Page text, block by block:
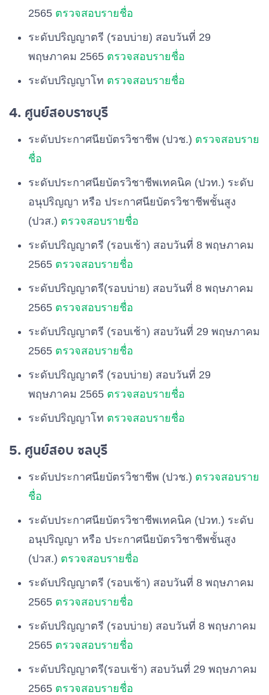
2565 ตรวจสอบรายชื่อ
ระดับปริญญาตรี (รอบบ่าย) สอบวันที่ 29
พฤษภาคม 2565 ตรวจสอบรายชื่อ
ระดับปริญญาโท ตรวจสอบรายชื่อ
4. ศูนย์สอบราชบุรี
ระดับประกาศนียบัตรวิชาชีพ (ปวช.) ตรวจสอบราย
ชื่อ
ระดับประกาศนียบัตรวิชาชีพเทคนิค (ปวท.) ระดับ
อนุปริญญา หรือ ประกาศนียบัตรวิชาชีพชั้นสูง
(ปวส.) ตรวจสอบรายชื่อ
ระดับปริญญาตรี (รอบเช้า) สอบวันที่ 8 พฤษภาคม
2565 ตรวจสอบรายชื่อ
ระดับปริญญาตรี(รอบบ่าย) สอบวันที่ 8 พฤษภาคม
2565 ตรวจสอบรายชื่อ
ระดับปริญญาตรี (รอบเช้า) สอบวันที่ 29 พฤษภาคม
2565 ตรวจสอบรายชื่อ
ระดับปริญญาตรี (รอบบ่าย) สอบวันที่ 29
พฤษภาคม 2565 ตรวจสอบรายชื่อ
ระดับปริญญาโท ตรวจสอบรายชื่อ
5. ศูนย์สอบ ชลบุรี
ระดับประกาศนียบัตรวิชาชีพ (ปวช.) ตรวจสอบราย
ชื่อ
ระดับประกาศนียบัตรวิชาชีพเทคนิค (ปวท.) ระดับ
อนุปริญญา หรือ ประกาศนียบัตรวิชาชีพชั้นสูง
(ปวส.) ตรวจสอบรายชื่อ
ระดับปริญญาตรี (รอบเช้า) สอบวันที่ 8 พฤษภาคม
2565 ตรวจสอบรายชื่อ
ระดับปริญญาตรี (รอบบ่าย) สอบวันที่ 8 พฤษภาคม
2565 ตรวจสอบรายชื่อ
ระดับปริญญาตรี(รอบเช้า) สอบวันที่ 29 พฤษภาคม
2565 ตรวจสอบรายชื่อ